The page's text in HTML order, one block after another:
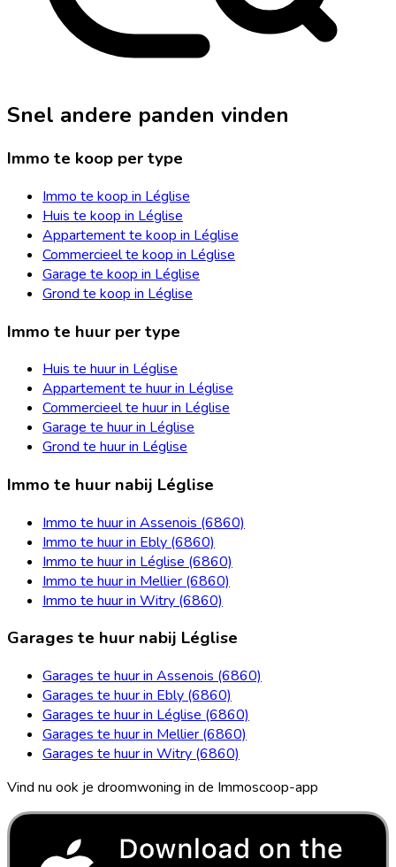
Snel andere panden vinden
Immo te koop per type
Immo te koop in Léglise
Huis te koop in Léglise
Appartement te koop in Léglise
Commercieel te koop in Léglise
Garage te koop in Léglise
Grond te koop in Léglise
Immo te huur per type
Huis te huur in Léglise
Appartement te huur in Léglise
Commercieel te huur in Léglise
Garage te huur in Léglise
Grond te huur in Léglise
Immo te huur nabij Léglise
Immo te huur in Assenois (6860)
Immo te huur in Ebly (6860)
Immo te huur in Léglise (6860)
Immo te huur in Mellier (6860)
Immo te huur in Witry (6860)
Garages te huur nabij Léglise
Garages te huur in Assenois (6860)
Garages te huur in Ebly (6860)
Garages te huur in Léglise (6860)
Garages te huur in Mellier (6860)
Garages te huur in Witry (6860)
Vind nu ook je droomwoning in de Immoscoop-app